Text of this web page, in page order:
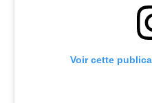
Voir cette